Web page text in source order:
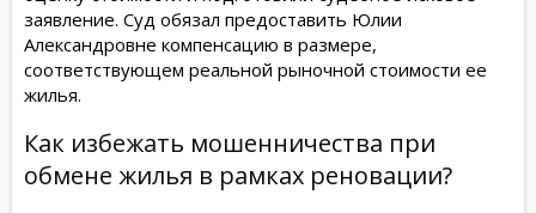
заявление. Суд обязал предоставить Юлии
Александровне компенсацию в размере,
соответствующем реальной рыночной стоимости ее
жилья.
Как избежать мошенничества при
обмене жилья в рамках реновации?